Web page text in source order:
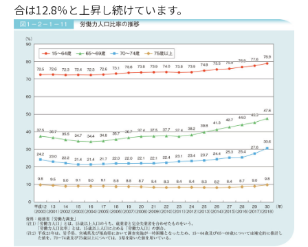
合は12.8％と上昇し続けています。